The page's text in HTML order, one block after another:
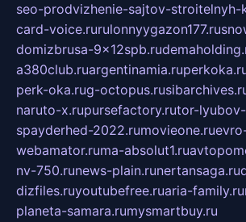
seo-prodvizhenie-sajtov-stroitelnyh-
card-voice.rurulonnyygazon177.ru
domizbrusa-9x12spb.ru
a380club.ruargentinamia.ru
perk-oka.rug-octopus.ru
naruto-x.rupursefactory.rutor-
spayderhed-2022.rumovieone.ru
webamator.ruma-absolut1.ru
nv-750.runews-plain.runertansaga.ru
dizfiles.ruyoutubefree.ruaria-family.ru
planeta-samara.rumysmartbuy.ru